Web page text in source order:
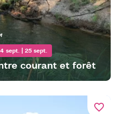
sept. | 25 sept.
courant et forêt
favorite_border